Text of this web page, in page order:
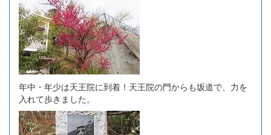
年中・年少は天王院に到着！天王院の門からも坂道で、力を
入れて歩きました。